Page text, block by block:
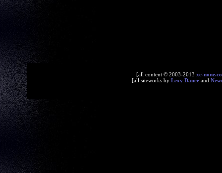
[all content © 2003-2013 xe-
[all siteworks by Lexy Danceand